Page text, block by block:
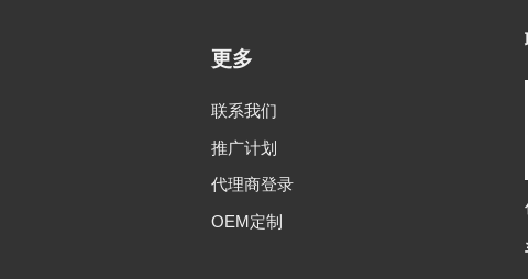
更多
联系我们
推广计划
代理商登录
OEM定制